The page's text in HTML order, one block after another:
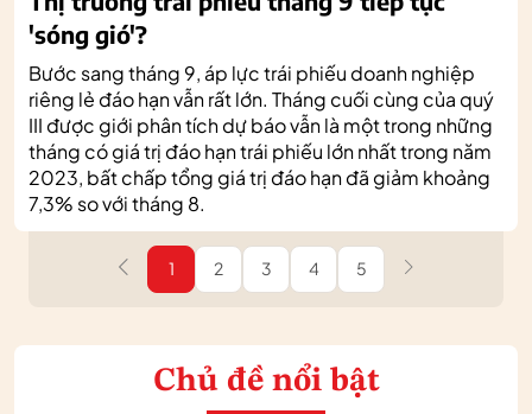
'sóng gió'?
Bước sang tháng 9, áp lực trái phiếu doanh nghiệp
riêng lẻ đáo hạn vẫn rất lớn. Tháng cuối cùng của quý
III được giới phân tích dự báo vẫn là một trong những
tháng có giá trị đáo hạn trái phiếu lớn nhất trong năm
2023, bất chấp tổng giá trị đáo hạn đã giảm khoảng
7,3% so với tháng 8.
1 2 3 4 5
Chủ đề nổi bật